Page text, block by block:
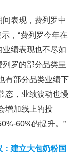
表现，费列罗中
，“费列罗今年在
业绩表现也不尽如
列罗的部分品类呈
有部分品类业绩下
态，业绩波动也慢
增加线上的投
60%的提升。”
建立大包奶粉国